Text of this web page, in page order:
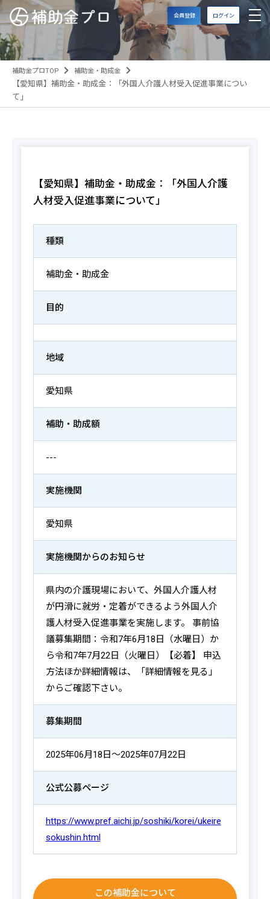
会員登録 ログイン
補助金プロTOP 補助金・助成金
【愛知県】補助金・助成金：「外国人介護人材受入促進事業につい
て」
【愛知県】補助金・助成金：「外国人介護
人材受入促進事業について」
種類
補助金・助成金
目的
地域
愛知県
補助・助成額
---
実施機関
愛知県
実施機関からのお知らせ
県内の介護現場において、外国人介護人材
が円滑に就労・定着ができるよう外国人介
護人材受入促進事業を実施します。 事前協
議募集期間：令和7年6月18日（水曜日）か
ら令和7年7月22日（火曜日）【必着】 申込
方法ほか詳細情報は、「詳細情報を見る」
からご確認下さい。
募集期間
2025年06月18日～2025年07月22日
公式公募ページ
https://www.pref.aichi.jp/soshiki/korei/ukeire
sokushin.html
この補助金について